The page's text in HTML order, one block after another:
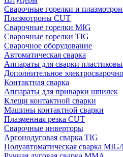
Сварочные горелки и
Плазмотроны CUT
Сварочные горелки MIG
Сварочные горелки TIG
Сварочное оборудование
Автоматическая сварка
Аппараты для сварки
Дополнительное
Контактная сварка
Аппараты для приварки шпилек
Клещи контактной сварки
Машины контактной сварки
Плазменная резка CUT
Сварочные инверторы
Аргонодуговая сварка TIG
Полуавтоматическая сварка